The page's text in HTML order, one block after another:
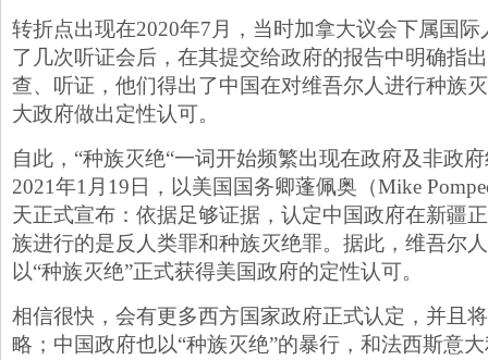
转折点出现在2020年7月，当时加拿大议会下属国
了几次听证会后，在其提交给政府的报告中明确指
查、听证，他们得出了中国在对维吾尔人进行种族
大政府做出定性认可。
自此，“种族灭绝“一词开始频繁出现在政府及非政
2021年1月19日，以美国国务卿蓬佩奥（Mike
天正式宣布：依据足够证据，认定中国政府在新疆
族进行的是反人类罪和种族灭绝罪。据此，维吾尔
以“种族灭绝”正式获得美国政府的定性认可。
相信很快，会有更多西方国家政府正式认定，并且
略；中国政府也以“种族灭绝”的暴行，和法西斯意